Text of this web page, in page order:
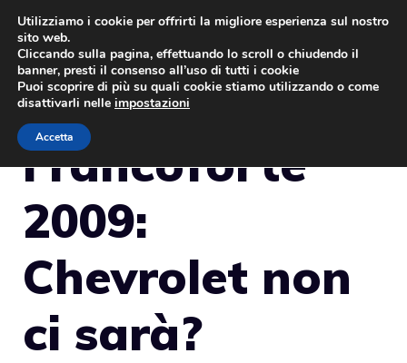
Vai
contenuto
Francoforte
2009:
Chevrolet non
ci sarà?
Utilizziamo i cookie per offrirti la migliore esperienza sul nostro
sito web.
Cliccando sulla pagina, effettuando lo scroll o chiudendo il
banner, presti il consenso all’uso di tutti i cookie
Puoi scoprire di più su quali cookie stiamo utilizzando o come
disattivarli nelle impostazioni
Accetta